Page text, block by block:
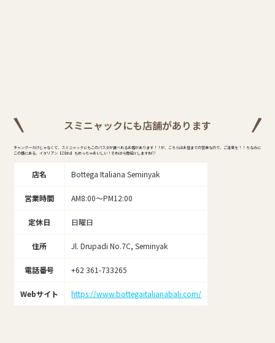
スミニャックにも店舗があります
チャングーだけじゃなくて、スミニャックにもこのパスタが食べれるお店があります！！が、こちらはお昼までの営業なので、ご注意を！！ ちなみに
この横にある、イタリアン【Zibiru】もめっちゃおいしい！それは今度紹介しますね♡
店名 Bottega Italiana Seminyak
営業時間 AM8:00～PM12:00
定休日 日曜日
住所 Jl. Drupadi No.7C, Seminyak
電話番号 +62 361-733265
Webサイト https://www.bottegaitalianabali.com/